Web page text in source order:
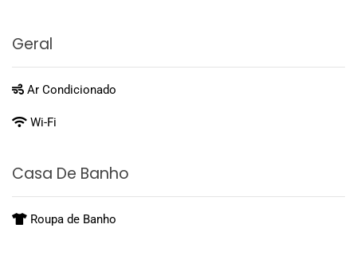
Geral
Ar Condicionado
Wi-Fi
Casa De Banho
Roupa de Banho